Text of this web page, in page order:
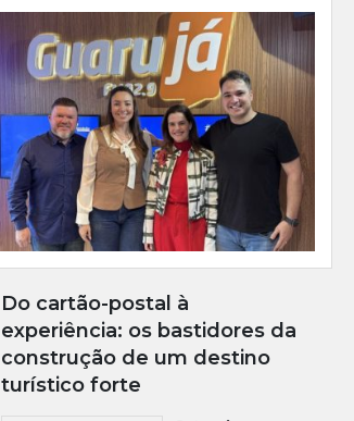
Do cartão-postal à
experiência: os bastidores da
construção de um destino
turístico forte